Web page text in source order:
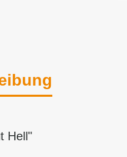
Hell"